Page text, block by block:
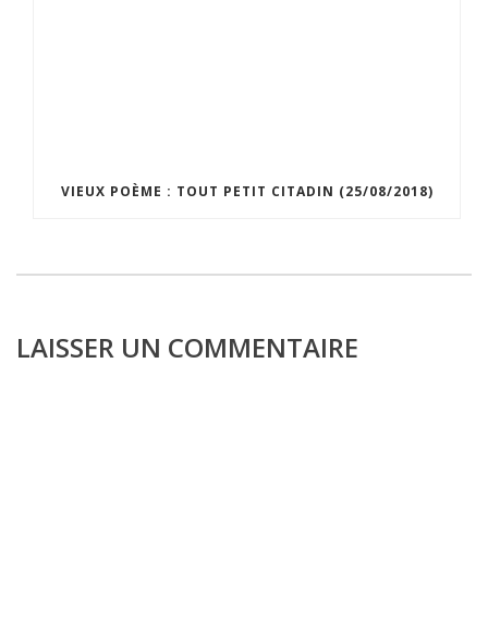
VIEUX POÈME : TOUT PETIT CITADIN (25/08/2018)
LAISSER UN COMMENTAIRE